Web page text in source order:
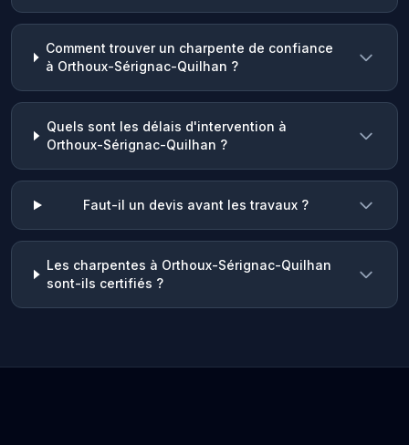
Comment trouver un charpente de confiance
à Orthoux-Sérignac-Quilhan ?
Quels sont les délais d'intervention à
Orthoux-Sérignac-Quilhan ?
Faut-il un devis avant les travaux ?
Les charpentes à Orthoux-Sérignac-Quilhan
sont-ils certifiés ?